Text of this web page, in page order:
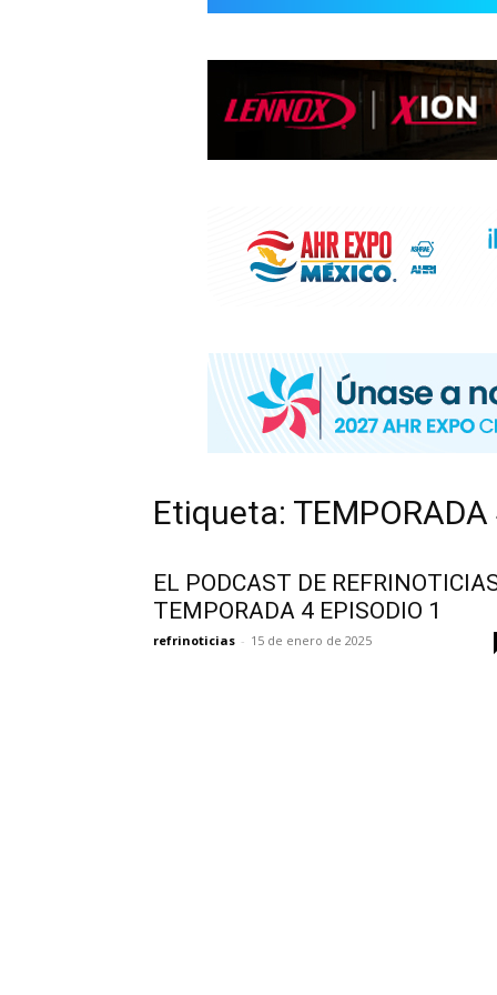
HVAC/R
DE
Etiqueta: TEMPORADA
EL PODCAST DE
TEMPORADA 4 EPISODIO 1
refrinoticias - 15 de enero de 2025